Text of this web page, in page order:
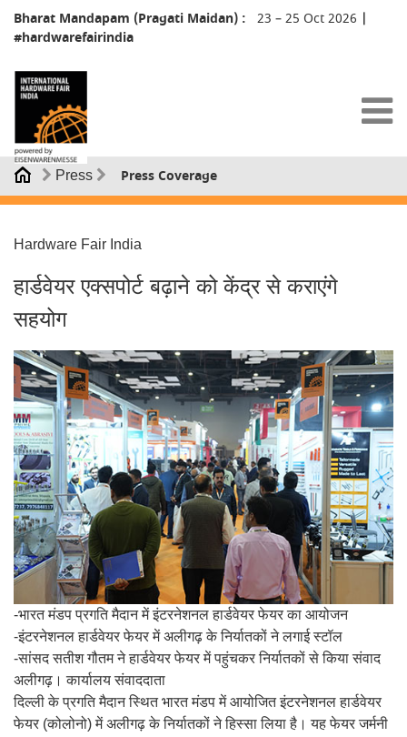
Bharat Mandapam (Pragati Maidan) : 23 – 25 Oct 2026 |
#hardwarefairindia
Press Press Coverage
Hardware Fair India
हार्डवेयर एक्सपोर्ट बढ़ाने को केंद्र से कराएंगे
सहयोग
-भारत मंडप प्रगति मैदान में इंटरनेशनल हार्डवेयर फेयर का आयोजन
-इंटरनेशनल हार्डवेयर फेयर में अलीगढ़ के निर्यातकों ने लगाई स्टॉल
-सांसद सतीश गौतम ने हार्डवेयर फेयर में पहुंचकर निर्यातकों से किया संवाद
अलीगढ़। कार्यालय संवाददाता
दिल्ली के प्रगति मैदान स्थित भारत मंडप में आयोजित इंटरनेशनल हार्डवेयर
फेयर (कोलोनो) में अलीगढ़ के निर्यातकों ने हिस्सा लिया है। यह फेयर जर्मनी